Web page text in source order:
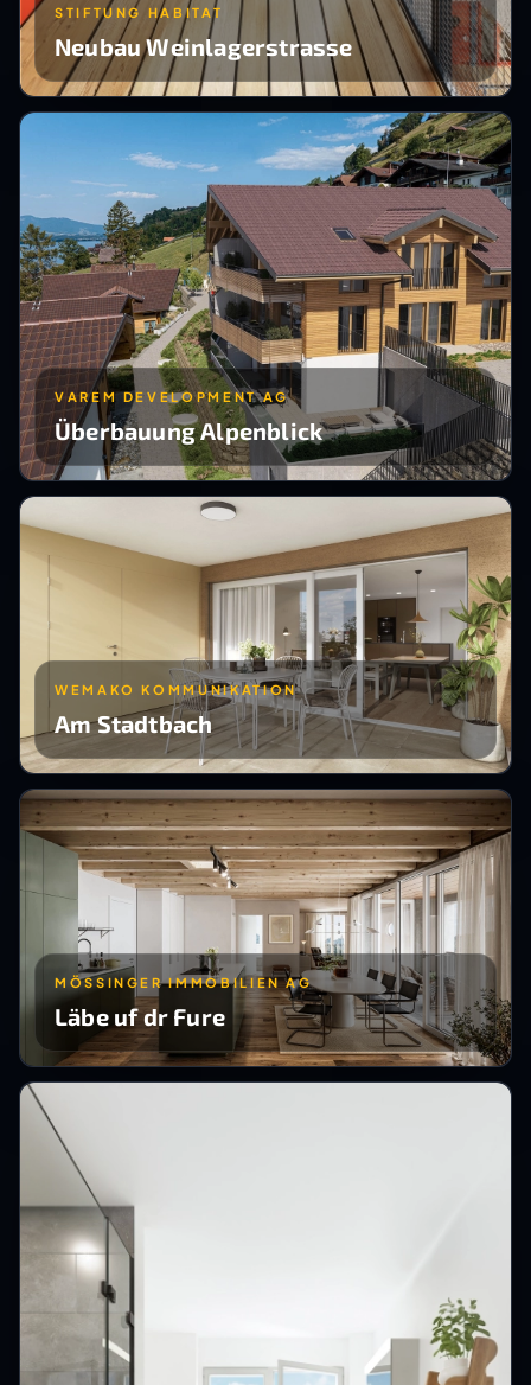
STIFTUNG HABITAT
Neubau Weinlagerstrasse
VAREM DEVELOPMENT AG
Überbauung Alpenblick
WEMAKO KOMMUNIKATION
Am Stadtbach
MÖSSINGER IMMOBILIEN AG
Läbe uf dr Fure